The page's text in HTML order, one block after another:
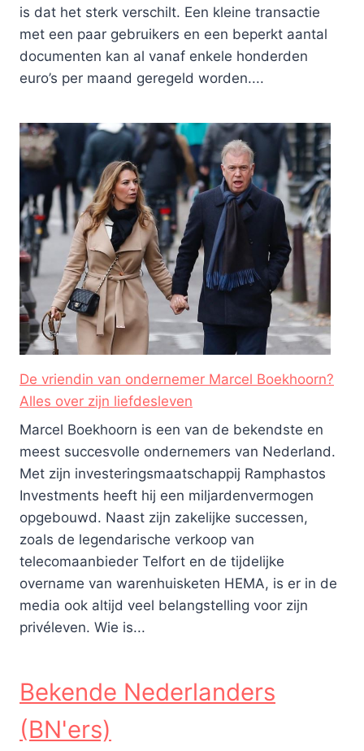
is dat het sterk verschilt. Een kleine transactie
met een paar gebruikers en een beperkt aantal
documenten kan al vanaf enkele honderden
euro’s per maand geregeld worden....
De vriendin van ondernemer Marcel Boekhoorn?
Alles over zijn liefdesleven
Marcel Boekhoorn is een van de bekendste en
meest succesvolle ondernemers van Nederland.
Met zijn investeringsmaatschappij Ramphastos
Investments heeft hij een miljardenvermogen
opgebouwd. Naast zijn zakelijke successen,
zoals de legendarische verkoop van
telecomaanbieder Telfort en de tijdelijke
overname van warenhuisketen HEMA, is er in de
media ook altijd veel belangstelling voor zijn
privéleven. Wie is...
Bekende Nederlanders
(BN'ers)